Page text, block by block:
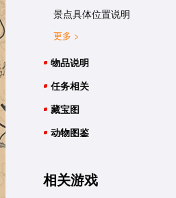
景点具体位置说明
更多 >
物品说明
任务相关
藏宝图
动物图鉴
相关游戏